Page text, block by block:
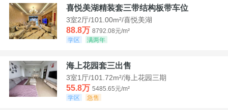
喜悦美湖精装套三带结构板带车位
3室2厅/101.00m²/喜悦美湖
88.8万 8792.08元/m²
学区
满两年
海上花园套三出售
3室1厅/101.72m²/海上花园三期
55.8万 5485.65元/m²
学区
急售